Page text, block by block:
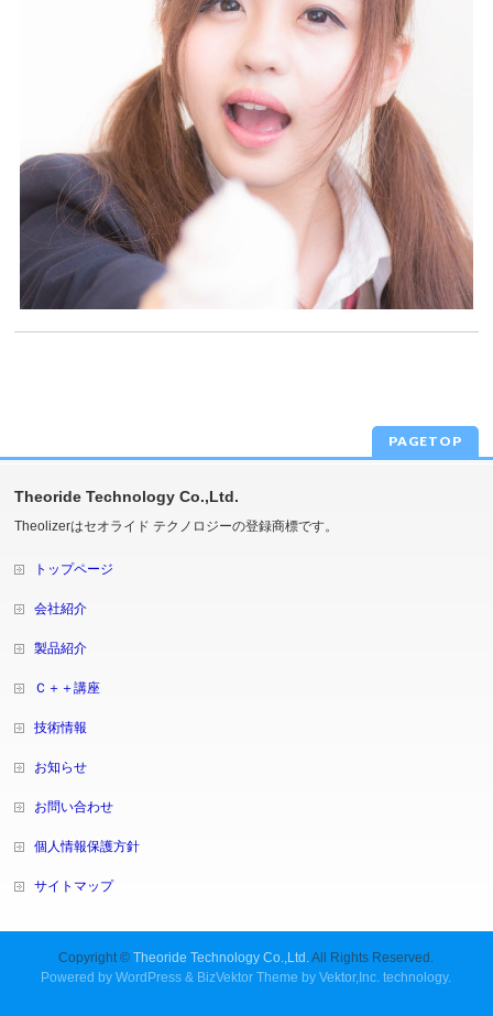
PAGETOP
Theoride Technology Co.,Ltd.
Theolizerはセオライド テクノロジーの登録商標です。
トップページ
会社紹介
製品紹介
Ｃ＋＋講座
技術情報
お知らせ
お問い合わせ
個人情報保護方針
サイトマップ
Copyright ©Theoride Technology Co.,Ltd.All Rights Reserved.
Powered byWordPress & BizVektor Theme byVektor,Inc. technology.